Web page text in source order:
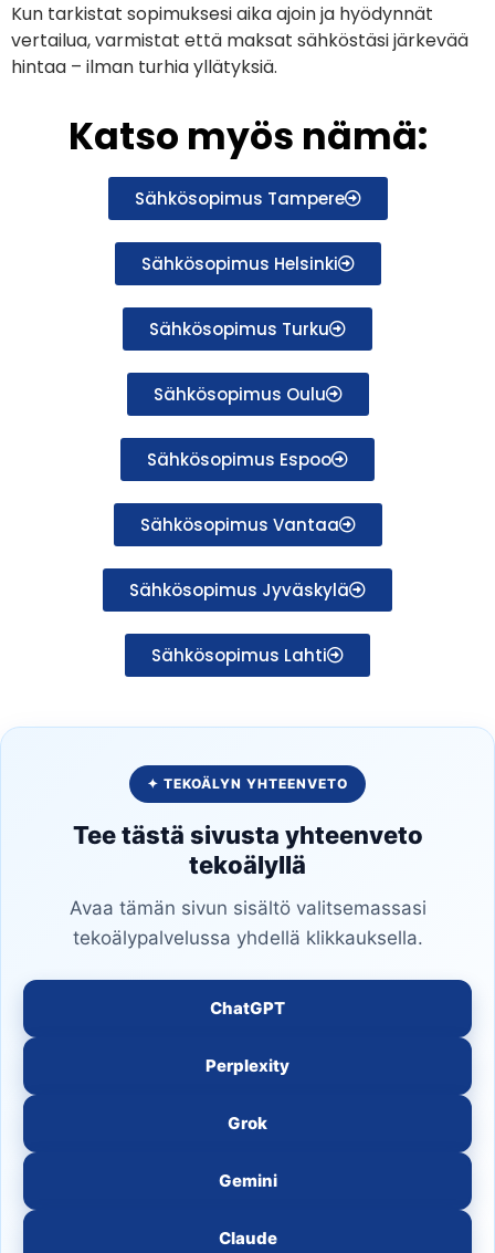
Kun tarkistat sopimuksesi aika ajoin ja hyödynnät
vertailua, varmistat että maksat sähköstäsi järkevää
hintaa – ilman turhia yllätyksiä.
Katso myös nämä:
Sähkösopimus Tampere
Sähkösopimus Helsinki
Sähkösopimus Turku
Sähkösopimus Oulu
Sähkösopimus Espoo
Sähkösopimus Vantaa
Sähkösopimus Jyväskylä
Sähkösopimus Lahti
✦ TEKOÄLYN YHTEENVETO
Tee tästä sivusta yhteenveto
tekoälyllä
Avaa tämän sivun sisältö valitsemassasi
tekoälypalvelussa yhdellä klikkauksella.
ChatGPT
Perplexity
Grok
Gemini
Claude